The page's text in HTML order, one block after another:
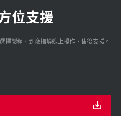
位支援
擇製程、到廠指導線上操作、售後支援。